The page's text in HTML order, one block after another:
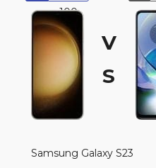
100
V
S
Samsung Galaxy S23